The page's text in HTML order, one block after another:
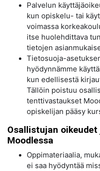
Palvelun
kun opiskelu- tai
voimassa
itse huolehdittava
tietojen
Tietosuoja-
hyödynnämme
kun edellisestä
Tällöin poistuu
tenttivastaukset
opiskelijan pääsy
Osallistujan
Moodlessa
Oppimateriaalia,
ei saa hyödyntää